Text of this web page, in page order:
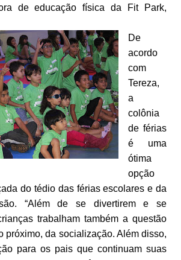
de educação física da Fit Park,
De
acordo
com
Tereza,
a
colônia
de férias
é uma
ótima
opção
do tédio das férias escolares e da
“Além de se divertirem e se
trabalham também a questão
próximo, da socialização. Além disso,
para os pais que continuam suas